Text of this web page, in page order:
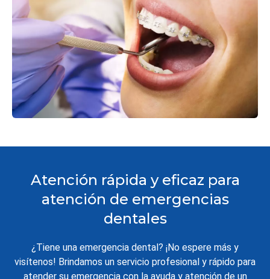
Atención rápida y eficaz para
atención de emergencias
dentales
¿Tiene una emergencia dental? ¡No espere más y
visítenos! Brindamos un servicio profesional y rápido para
atender su emergencia con la ayuda y atención de un